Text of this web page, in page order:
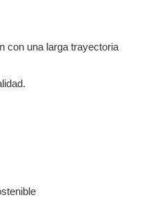
con una larga trayectoria